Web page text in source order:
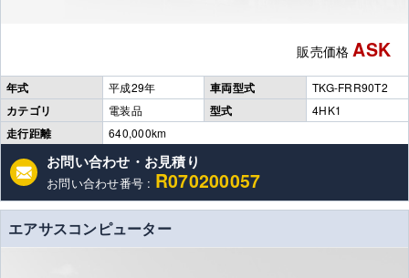
販売価格 ASK
年式 平成29年 車両型式 TKG-FRR90T2
カテゴリ 電装品 型式 4HK1
走行距離 640,000km
お問い合わせ・お見積り
お問い合わせ番号 : R070200057
エアサスコンピューター